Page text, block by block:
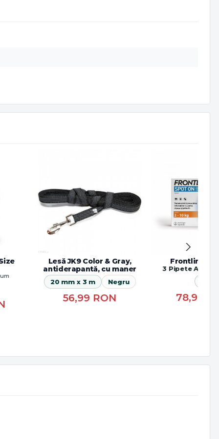
Lesă JK9 Color & Gray,
antiderapantă, cu maner
20 mm x 3 m Negru
56,99 RON
Frontline
3 Pipete
78,90